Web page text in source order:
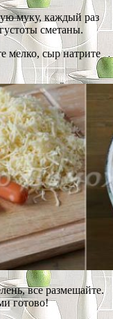
муку, каждый раз
сметаны.
мелко, сыр натрите
все размешайте.
готово!